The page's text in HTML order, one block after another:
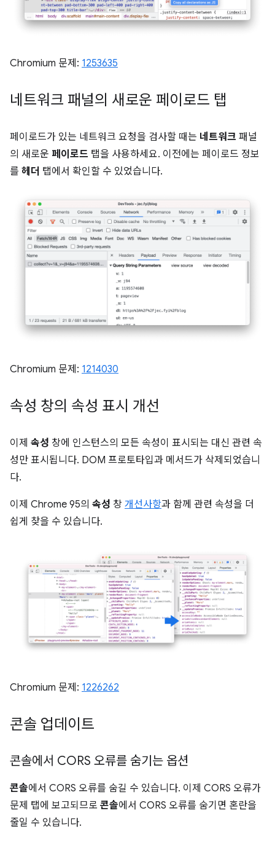
Chromium 문제: 1253635
네트워크 패널의 새로운 페이로드 탭
페이로드가 있는 네트워크 요청을 검사할 때는 네트워크 패널
의 새로운 페이로드 탭을 사용하세요. 이전에는 페이로드 정보
를 헤더 탭에서 확인할 수 있었습니다.
Chromium 문제: 1214030
속성 창의 속성 표시 개선
이제 속성 창에 인스턴스의 모든 속성이 표시되는 대신 관련 속
성만 표시됩니다. DOM 프로토타입과 메서드가 삭제되었습니
다.
이제 Chrome 95의 속성 창 개선사항과 함께 관련 속성을 더
쉽게 찾을 수 있습니다.
Chromium 문제: 1226262
콘솔 업데이트
콘솔에서 CORS 오류를 숨기는 옵션
콘솔에서 CORS 오류를 숨길 수 있습니다. 이제 CORS 오류가
문제 탭에 보고되므로 콘솔에서 CORS 오류를 숨기면 혼란을
줄일 수 있습니다.